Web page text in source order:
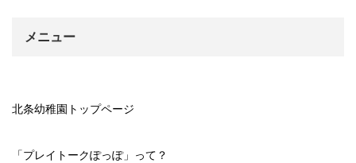
メニュー
北条幼稚園トップページ
「プレイトークぽっぽ」って？